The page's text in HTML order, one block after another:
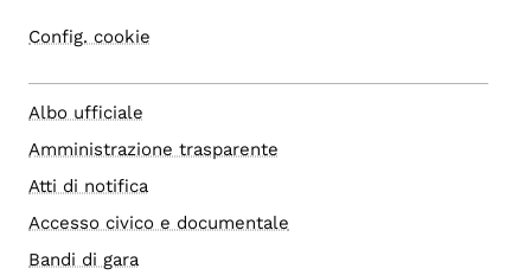
Config. cookie
Albo ufficiale
Amministrazione trasparente
Atti di notifica
Accesso civico e documentale
Bandi di gara